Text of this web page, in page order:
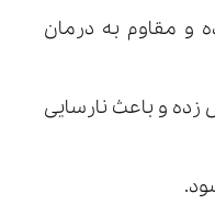
و مقاوم به درمان
زده و باعث نارسایی